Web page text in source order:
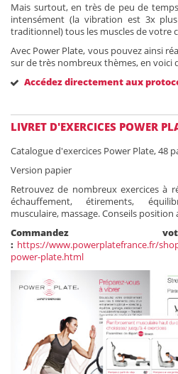
Mais surtout, en très de peu de
intensément (la vibration est 3x
traditionnel) tous les muscles de votre
Avec Power Plate, vous pouvez ainsi
sur de très nombreux thèmes, en voici
Accédez directement aux
LIVRET D'EXERCICES POWER
Catalogue d'exercices Power Plate, 48
Version papier
Retrouvez de nombreux exercices à
échauffement, étirements,
musculaire, massage. Conseils position
Commandez
: https://www.powerplatefrance.fr/
power-plate.html